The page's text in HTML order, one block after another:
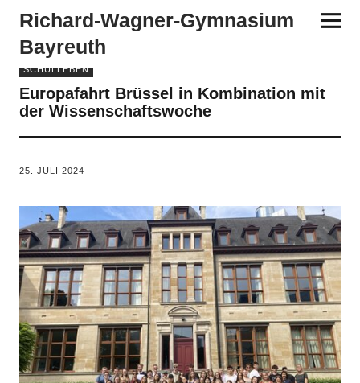
Richard-​​Wagner-​​Gymnasium
Bayreuth
SCHULLEBEN
Europafahrt Brüssel in Kombination mit
der Wissenschaftswoche
25. JULI 2024